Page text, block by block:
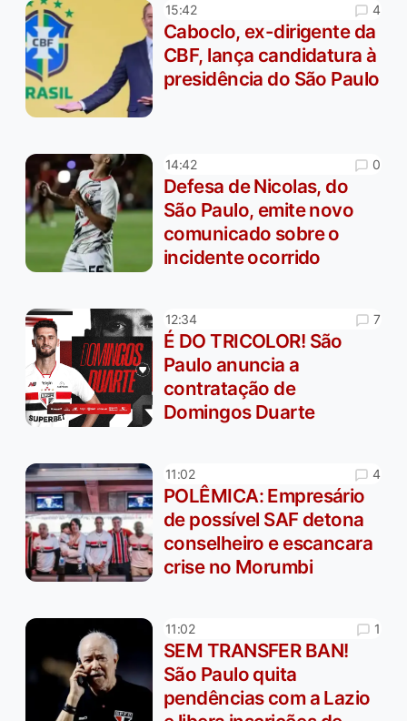
15:42 4
Caboclo, ex-dirigente da
CBF, lança candidatura à
presidência do São Paulo
14:42 0
Defesa de Nicolas, do
São Paulo, emite novo
comunicado sobre o
incidente ocorrido
12:34 7
É DO TRICOLOR! São
Paulo anuncia a
contratação de
Domingos Duarte
11:02 4
POLÊMICA: Empresário
de possível SAF detona
conselheiro e escancara
crise no Morumbi
11:02 1
SEM TRANSFER BAN!
São Paulo quita
pendências com a Lazio